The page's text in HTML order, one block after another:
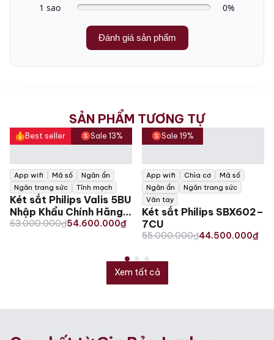
1 sao
0%
Đánh giá sản phẩm
SẢN PHẨM TƯƠNG TỰ
Xem tất cả
Best seller Sale 13%
App wifi Mã số
Ngăn ẩn
Ngăn trang sức
Tĩnh mạch
Két sắt Philips Valis 5BU
Nhập Khẩu Chính Hãng
Giá Tốt
63.000.000₫
Original
54.600.000₫
Current
Sale 19%
App wifi Chìa cơ
Mã số
Ngăn ẩn
Ngăn trang sức
Vân tay
Két sắt Philips SBX602–
7CU
55.000.000₫
Original
was:
55.000.000₫.
44.500.000₫
Current
is:
44.500.000₫.